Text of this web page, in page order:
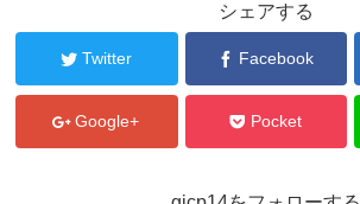
シェアする
Twitter Facebook
Google+ Pocket